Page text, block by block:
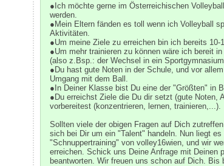
●Ich möchte gerne im Österreichischen
werden.
●Mein Eltern fänden es toll wenn ich Volleyball
Aktivitäten.
●Um meine Ziele zu erreichen bin ich bereits 10-
●Um mehr trainieren zu können wäre ich bereit
(also z.Bsp.: der Wechsel in ein
●Du hast gute Noten in der Schule, und vor
Umgang mit dem Ball.
●In Deiner Klasse bist Du eine der "Größten" in
●Du erreichst Ziele die Du dir setzt (gute Noten,
vorbereitest (konzentrieren, lernen, trainieren,...).
Sollten viele der obigen Fragen auf Dich
sich bei Dir um ein "Talent" handeln. Nun liegt
"Schnuppertraining" von volley16wien, und wir
erreichen. Schick uns Deine Anfrage mit Deinen
beantworten. Wir freuen uns schon auf Dich. Bis